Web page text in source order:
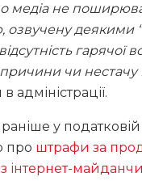
медіа не
озвучену деякими
гарячої
чи нестачу
адміністрації.
у
про штрафи за
інтернет-